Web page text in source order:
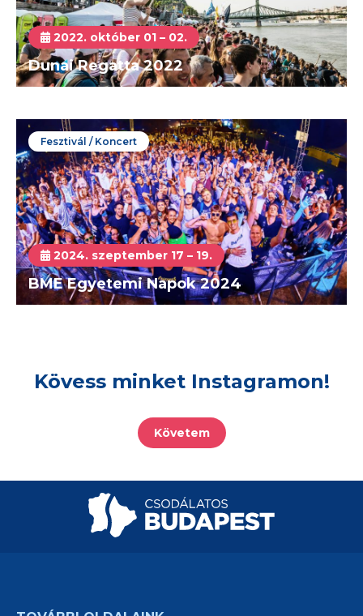
2022. október 01 – 02.
Dunai Regatta 2022
Fesztivál / Koncert
2024. szeptember 17 – 19.
BME Egyetemi Napok 2024
Kövess minket Instagramon!
Követem